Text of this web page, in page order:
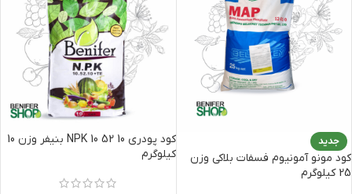
جدید
کود مونو آمونیوم فسفات بلاکی وزن
25 کیلوگرم
کود پودری NPK 10 52 10 بنیفر وزن 10
کیلوگرم